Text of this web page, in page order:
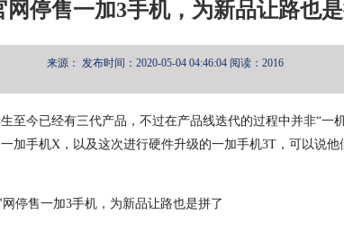
网停售一加3手机，为新品让路也
来源： 发布时间：2020-05-04 04:46:04 阅读：2016
至今已经有三代产品，不过在产品线迭代的过程中并非“一
加手机X，以及这次进行硬件升级的一加手机3T，可以说他